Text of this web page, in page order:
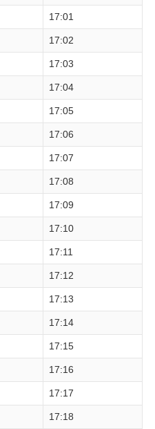
17:01
17:02
17:03
17:04
17:05
17:06
17:07
17:08
17:09
17:10
17:11
17:12
17:13
17:14
17:15
17:16
17:17
17:18